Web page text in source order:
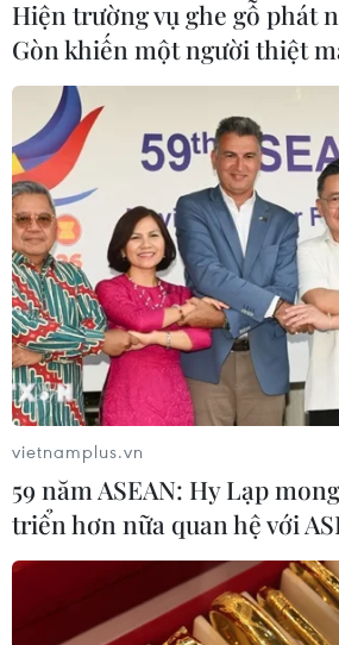
Hiện trường vụ ghe gỗ phát
Gòn khiến một người thiệt
vietnamplus.vn
59 năm ASEAN: Hy Lạp
triển hơn nữa quan hệ với